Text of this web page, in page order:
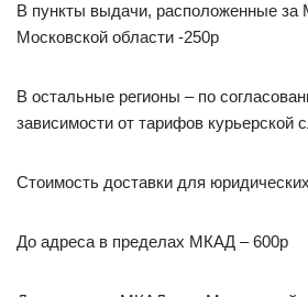
В пункты выдачи, расположенные
Московской области -250р
В остальные регионы – по
зависимости от тарифов курьерской
Стоимость доставки для
До адреса в пределах МКАД – 600р